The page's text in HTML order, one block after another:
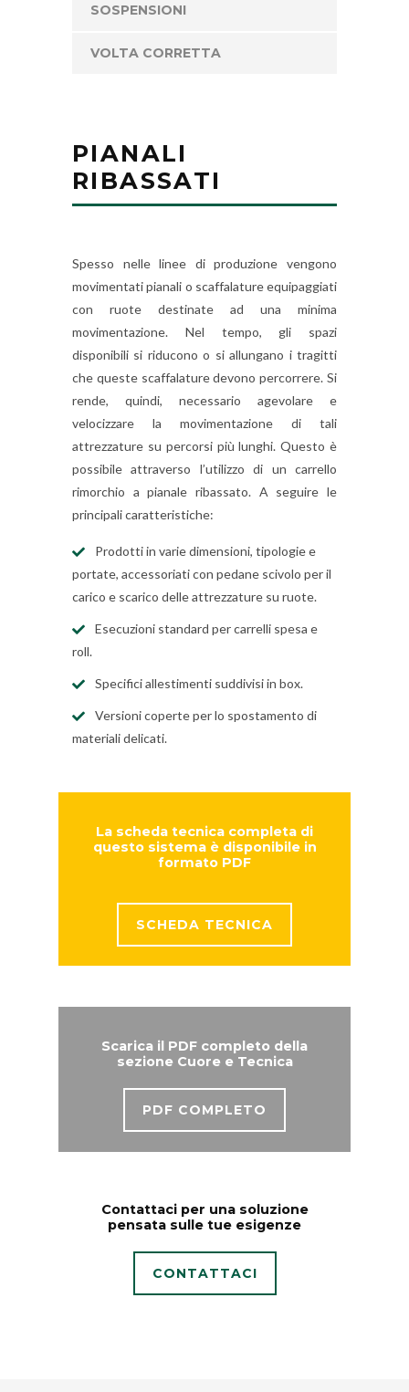
SOSPENSIONI
VOLTA CORRETTA
PIANALI
RIBASSATI
Spesso nelle linee di produzione vengono
movimentati pianali o scaffalature equipaggiati
con ruote destinate ad una minima
movimentazione. Nel tempo, gli spazi
disponibili si riducono o si allungano i tragitti
che queste scaffalature devono percorrere. Si
rende, quindi, necessario agevolare e
velocizzare la movimentazione di tali
attrezzature su percorsi più lunghi. Questo è
possibile attraverso l’utilizzo di un carrello
rimorchio a pianale ribassato. A seguire le
principali caratteristiche:
Prodotti in varie dimensioni, tipologie e
portate, accessoriati con pedane scivolo per il
carico e scarico delle attrezzature su ruote.
Esecuzioni standard per carrelli spesa e
roll.
Specifici allestimenti suddivisi in box.
Versioni coperte per lo spostamento di
materiali delicati.
La scheda tecnica completa di
questo sistema è disponibile in
formato PDF
SCHEDA TECNICA
Scarica il PDF completo della
sezione Cuore e Tecnica
PDF COMPLETO
Contattaci per una soluzione
pensata sulle tue esigenze
CONTATTACI